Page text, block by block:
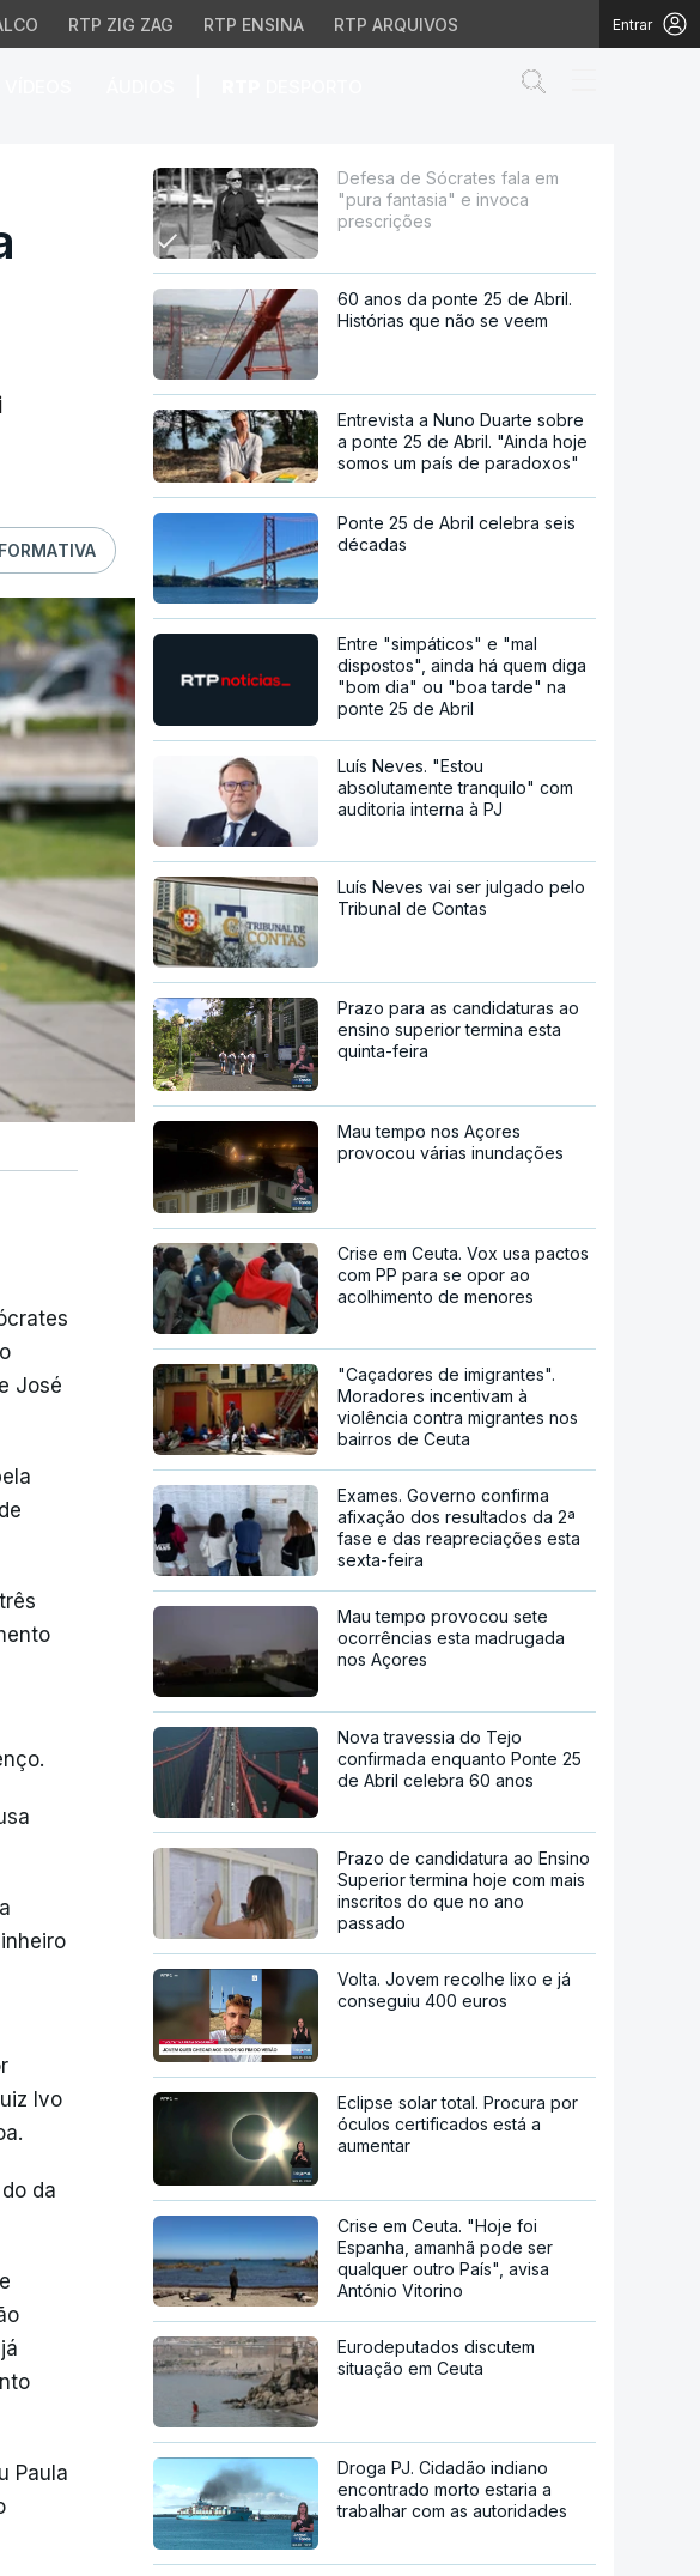
RTP ZIG ZAG RTP ENSINA RTP ARQUIVOS Entrar
e invoca prescrições
José
Ivo
da
Paula
Defesa de Sócrates fala em
"pura fantasia" e invoca
prescrições
60 anos da ponte 25 de Abril.
Histórias que não se veem
Entrevista a Nuno Duarte sobre
a ponte 25 de Abril. "Ainda hoje
somos um país de paradoxos"
Ponte 25 de Abril celebra seis
décadas
Entre "simpáticos" e "mal
dispostos", ainda há quem diga
"bom dia" ou "boa tarde" na
ponte 25 de Abril
Luís Neves. "Estou
absolutamente tranquilo" com
auditoria interna à PJ
Luís Neves vai ser julgado pelo
Tribunal de Contas
Prazo para as candidaturas ao
ensino superior termina esta
quinta-feira
Mau tempo nos Açores
provocou várias inundações
Crise em Ceuta. Vox usa pactos
com PP para se opor ao
acolhimento de menores
"Caçadores de imigrantes".
Moradores incentivam à
violência contra migrantes nos
bairros de Ceuta
Exames. Governo confirma
afixação dos resultados da 2ª
fase e das reapreciações esta
sexta-feira
Mau tempo provocou sete
ocorrências esta madrugada
nos Açores
Nova travessia do Tejo
confirmada enquanto Ponte 25
de Abril celebra 60 anos
Prazo de candidatura ao Ensino
Superior termina hoje com mais
inscritos do que no ano
passado
Volta. Jovem recolhe lixo e já
conseguiu 400 euros
Eclipse solar total. Procura por
óculos certificados está a
aumentar
Crise em Ceuta. "Hoje foi
Espanha, amanhã pode ser
qualquer outro País", avisa
António Vitorino
Eurodeputados discutem
situação em Ceuta
Droga PJ. Cidadão indiano
encontrado morto estaria a
trabalhar com as autoridades